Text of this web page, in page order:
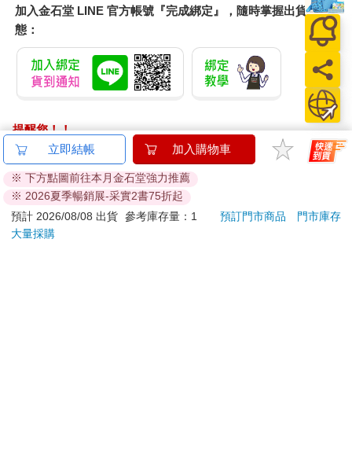
加入金石堂 LINE 官方帳號『完成綁定』，隨時掌握出貨動
態：
提醒您！！
金石堂及銀行均不會請您操作ATM! 如接獲電話要求您前往
ATM提款機，請不要聽從指示，以免受騙上當！
退換貨須知：
**提醒您，鑑賞期不等於試用期，退回商品須為全新狀態**
依據「消費者保護法」第19條及行政院消費者保護處公告之
立即結帳 加入購物車
※ 下方點圖前往本月金石堂強力推薦
※ 2026夏季暢銷展-采實2書75折起
預計 2026/08/08 出貨 參考庫存量：1 預訂門市商品
門市庫存
大量採購